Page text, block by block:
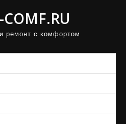
COMF.RU
ремонт с комфортом